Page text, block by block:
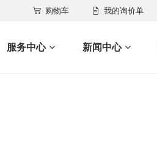
购物车 我的询价单
服务中心 新闻中心